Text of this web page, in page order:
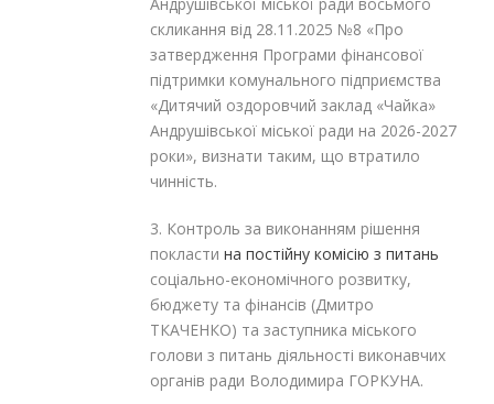
скликання від 28.11.2025 №8 «Про
затвердження Програми фінансової
підтримки комунального підприємства
«Дитячий оздоровчий заклад «Чайка»
Андрушівської міської ради на 2026-2027
роки», визнати таким, що втратило
чинність.
3. Контроль за виконанням рішення
покласти на постійну комісію з питань
соціально-економічного розвитку,
бюджету та фінансів (Дмитро
ТКАЧЕНКО) та заступника міського
голови з питань діяльності виконавчих
органів ради Володимира ГОРКУНА.